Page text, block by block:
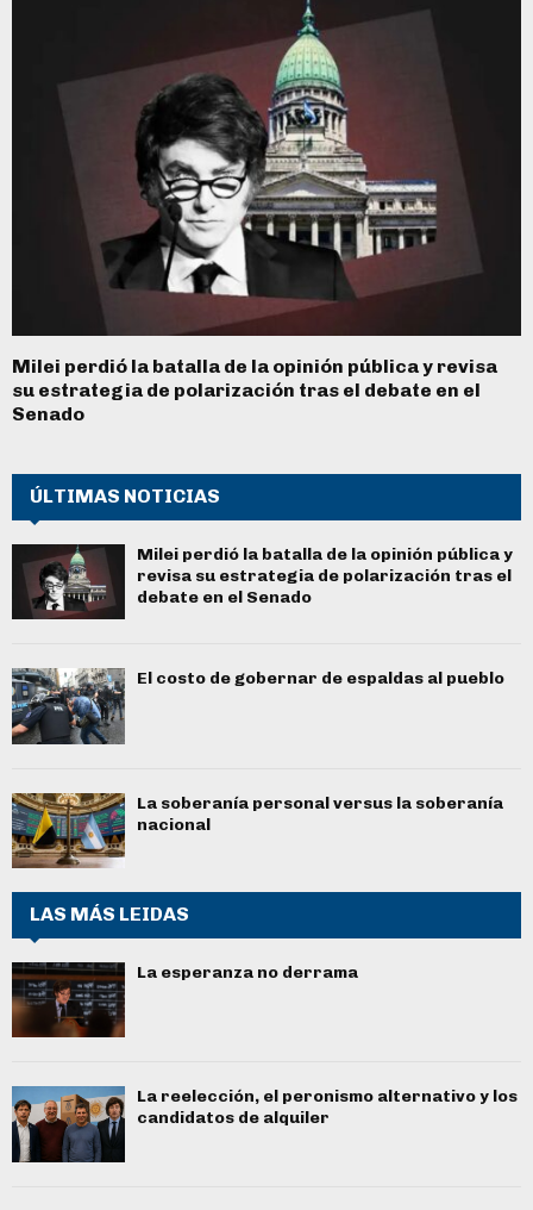
Milei perdió la batalla de la opinión pública y revisa
su estrategia de polarización tras el debate en el
Senado
ÚLTIMAS NOTICIAS
Milei perdió la batalla de la opinión pública y
revisa su estrategia de polarización tras el
debate en el Senado
El costo de gobernar de espaldas al pueblo
La soberanía personal versus la soberanía
nacional
LAS MÁS LEIDAS
La esperanza no derrama
La reelección, el peronismo alternativo y los
candidatos de alquiler